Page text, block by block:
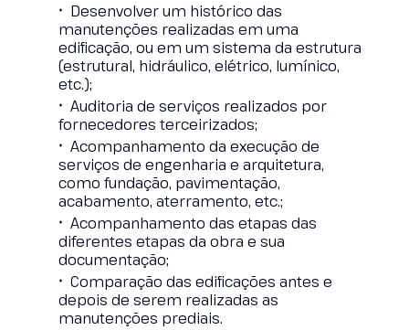
Desenvolver um histórico das
manutenções realizadas em uma
edificação, ou em um sistema da estrutura
(estrutural, hidráulico, elétrico, lumínico,
etc.);
Auditoria de serviços realizados por
fornecedores terceirizados;
Acompanhamento da execução de
serviços de engenharia e arquitetura,
como fundação, pavimentação,
acabamento, aterramento, etc.;
Acompanhamento das etapas das
diferentes etapas da obra e sua
documentação;
Comparação das edificações antes e
depois de serem realizadas as
manutenções prediais.